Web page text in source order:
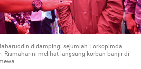
didampingi sejumlah Forkopimda
Rismaharini melihat langsung korban banjir di